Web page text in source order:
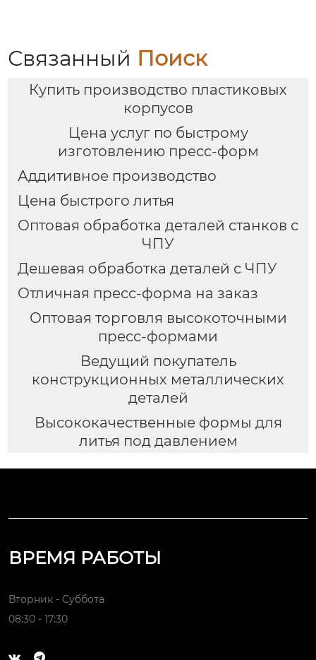
Связанный Поиск
Купить производство пластиковых
корпусов
Цена услуг по быстрому
изготовлению пресс-форм
Аддитивное производство
Цена быстрого литья
Оптовая обработка деталей станков с
ЧПУ
Дешевая обработка деталей с ЧПУ
Отличная пресс-форма на заказ
Оптовая торговля высокоточными
пресс-формами
Ведущий покупатель
конструкционных металлических
деталей
Высококачественные формы для
литья под давлением
ВРЕМЯ РАБОТЫ
Вторник - Суббота
08:30 - 17:30
 